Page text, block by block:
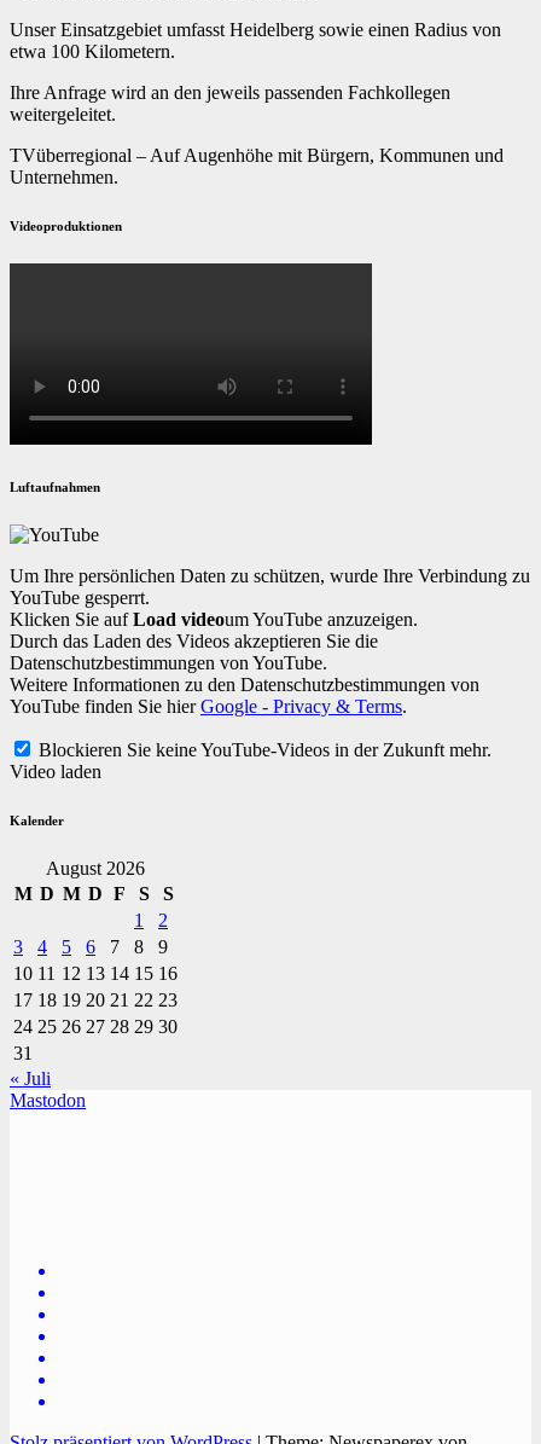
Unser Einsatzgebiet umfasst Heidelberg sowie einen Radius von
etwa 100 Kilometern.
Ihre Anfrage wird an den jeweils passenden Fachkollegen
weitergeleitet.
TVüberregional – Auf Augenhöhe mit Bürgern, Kommunen und
Unternehmen.
Videoproduktionen
Luftaufnahmen
Um Ihre persönlichen Daten zu schützen, wurde Ihre Verbindung zu
YouTube gesperrt.
Klicken Sie aufLoad videoum YouTube anzuzeigen.
Durch das Laden des Videos akzeptieren Sie die
Datenschutzbestimmungen von YouTube.
Weitere Informationen zu den Datenschutzbestimmungen von
YouTube finden Sie hierGoogle - Privacy & Terms.
Blockieren Sie keine YouTube-Videos in der Zukunft mehr.
Video laden
Kalender
August 2026
M D M D F S
S
1
2
3
4 5 6 7 8
9
10 11 12 13 14 15 16
17 18 19 20 21 22 23
24 25 26 27 28 29 30
31
« Juli
Mastodon